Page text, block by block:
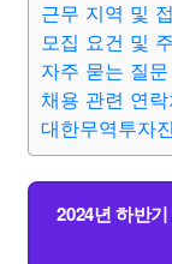
종교 사회 정
부동산 외국어
근무 지역 및
모집 요건 및
자주 묻는 질문
채용 관련 연
대한무역투자
2024년 하반